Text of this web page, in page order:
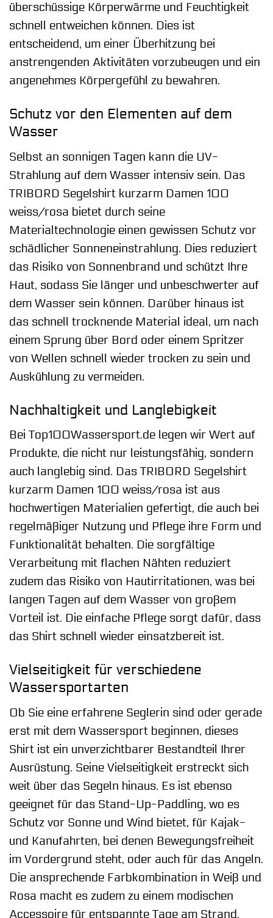
überschüssige Körperwärme und Feuchtigkeit
schnell entweichen können. Dies ist
entscheidend, um einer Überhitzung bei
anstrengenden Aktivitäten vorzubeugen und ein
angenehmes Körpergefühl zu bewahren.
Schutz vor den Elementen auf dem
Wasser
Selbst an sonnigen Tagen kann die UV-
Strahlung auf dem Wasser intensiv sein. Das
TRIBORD Segelshirt kurzarm Damen 100
weiss/rosa bietet durch seine
Materialtechnologie einen gewissen Schutz vor
schädlicher Sonneneinstrahlung. Dies reduziert
das Risiko von Sonnenbrand und schützt Ihre
Haut, sodass Sie länger und unbeschwerter auf
dem Wasser sein können. Darüber hinaus ist
das schnell trocknende Material ideal, um nach
einem Sprung über Bord oder einem Spritzer
von Wellen schnell wieder trocken zu sein und
Auskühlung zu vermeiden.
Nachhaltigkeit und Langlebigkeit
Bei Top100Wassersport.de legen wir Wert auf
Produkte, die nicht nur leistungsfähig, sondern
auch langlebig sind. Das TRIBORD Segelshirt
kurzarm Damen 100 weiss/rosa ist aus
hochwertigen Materialien gefertigt, die auch bei
regelmäßiger Nutzung und Pflege ihre Form und
Funktionalität behalten. Die sorgfältige
Verarbeitung mit flachen Nähten reduziert
zudem das Risiko von Hautirritationen, was bei
langen Tagen auf dem Wasser von großem
Vorteil ist. Die einfache Pflege sorgt dafür, dass
das Shirt schnell wieder einsatzbereit ist.
Vielseitigkeit für verschiedene
Wassersportarten
Ob Sie eine erfahrene Seglerin sind oder gerade
erst mit dem Wassersport beginnen, dieses
Shirt ist ein unverzichtbarer Bestandteil Ihrer
Ausrüstung. Seine Vielseitigkeit erstreckt sich
weit über das Segeln hinaus. Es ist ebenso
geeignet für das Stand-Up-Paddling, wo es
Schutz vor Sonne und Wind bietet, für Kajak-
und Kanufahrten, bei denen Bewegungsfreiheit
im Vordergrund steht, oder auch für das Angeln.
Die ansprechende Farbkombination in Weiß und
Rosa macht es zudem zu einem modischen
Accessoire für entspannte Tage am Strand.